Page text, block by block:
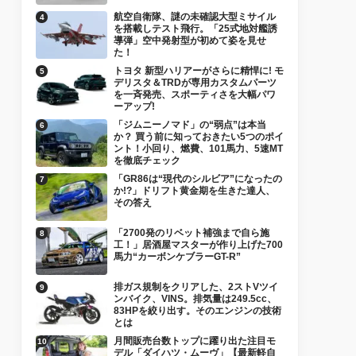
航空自衛隊、謎の未確認大型ミサイル
を搭載しテスト飛行。「25式地対艦誘
導弾」空中発射型が初めて姿を見せ
た！
トヨタ 新型ハリアーがさらに精悍に! モ
デリスタ＆TRDが専用カスタムパーツ
を一斉発売、スポーティさを大幅パワ
ーアップ!
「ジムニーノマド」の“弱点”は本当
か？ 買う前に知っておきたい5つのポイ
ント！小回り、燃費、101馬力、5速MT
を徹底チェック
「GR86は“現代のシルビア”になったの
か!?」ドリフト黄金期を生きた達人、
その答え
「2700発のリベット補強まで自ら施
工！」居酒屋マスターが作り上げた700
馬力“カーボンケブラーGT-R”
排ガス規制をクリアした、2ストVツイ
ンバイク、VINS。排気量は249.5cc、
83HPを絞り出す。そのエンジンの技術
とは
月間販売台数トップに躍り出た注目モ
デル「ダイハツ・ムーヴ」【最新軽自